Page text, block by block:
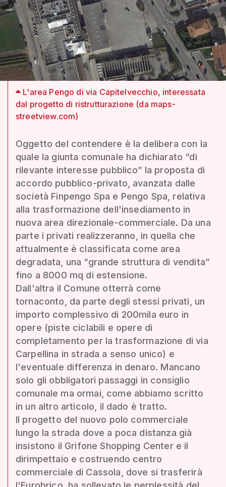
L'area Pengo di via Capitelvecchio, interessata
dal progetto di ristrutturazione (da maps-
streetview.com)
Oggetto del contendere è la delibera con la
quale la giunta comunale ha dichiarato “di
rilevante interesse pubblico” la proposta di
accordo pubblico-privato, avanzata dalle
società Finpengo Spa e Pengo Spa, relativa
alla trasformazione dell'insediamento in
nuova area direzionale-commerciale. Da una
parte i privati realizzeranno, in quella che
attualmente è classificata come area
degradata, una “grande struttura di vendita”
fino a 8000 mq di estensione.
Dall'altra il Comune otterrà come
tornaconto, da parte degli stessi privati, un
importo complessivo di 200mila euro in
opere (piste ciclabili e opere di
completamento per la trasformazione di via
Carpellina in strada a senso unico) e
l'eventuale differenza in denaro. Mancano
solo gli obbligatori passaggi in consiglio
comunale ma ormai, come abbiamo scritto
in un altro articolo, il dado è tratto.
Il progetto del nuovo polo commerciale
lungo la strada dove a poca distanza già
insistono il Grifone Shopping Center e il
dirimpettaio e costruendo centro
commerciale di Cassola, dove si trasferirà